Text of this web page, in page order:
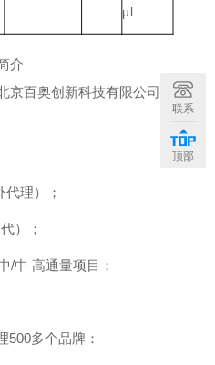
µl
介
京百奥创新科技有限公司：
理）；
）；
/中 高通量项目；
500多个品牌：
联系
顶部